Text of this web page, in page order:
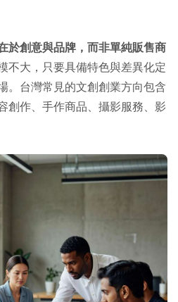
於創意與品牌，而非單純販售商
不大，只要具備特色與差異化定
。台灣常見的文創創業方向包含
創作、手作商品、攝影服務、影